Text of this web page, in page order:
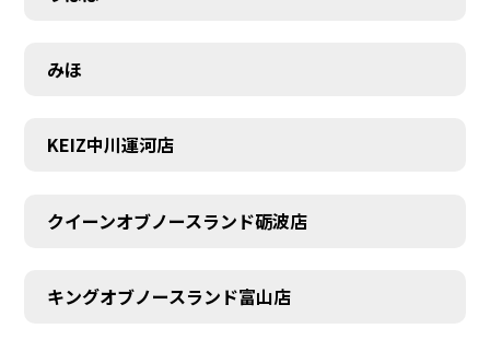
みほ
KEIZ中川運河店
クイーンオブノースランド砺波店
キングオブノースランド富山店